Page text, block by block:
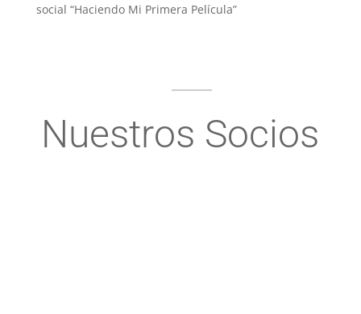
social “Haciendo Mi Primera Película”
Nuestros Socios